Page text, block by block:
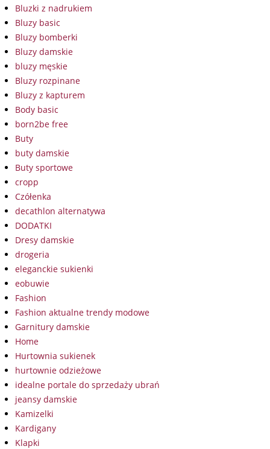
Bluzki z nadrukiem
Bluzy basic
Bluzy bomberki
Bluzy damskie
bluzy męskie
Bluzy rozpinane
Bluzy z kapturem
Body basic
born2be free
Buty
buty damskie
Buty sportowe
cropp
Czółenka
decathlon alternatywa
DODATKI
Dresy damskie
drogeria
eleganckie sukienki
eobuwie
Fashion
Fashion aktualne trendy modowe
Garnitury damskie
Home
Hurtownia sukienek
hurtownie odzieżowe
idealne portale do sprzedaży ubrań
jeansy damskie
Kamizelki
Kardigany
Klapki